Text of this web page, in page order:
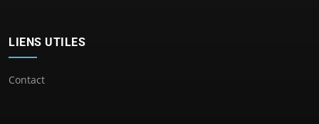
LIENS UTILES
Contact